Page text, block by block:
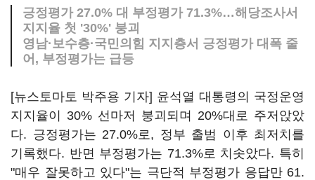
긍정평가 27.0% 대 부정평가 71.3%…해당조사서
지지율 첫 '30%' 붕괴
영남·보수층·국민의힘 지지층서 긍정평가 대폭 줄
어, 부정평가는 급등
[뉴스토마토 박주용 기자] 윤석열 대통령의 국정운영
지지율이 30% 선마저 붕괴되며 20%대로 주저앉았
다. 긍정평가는 27.0%로, 정부 출범 이후 최저치를
기록했다. 반면 부정평가는 71.3%로 치솟았다. 특히
"매우 잘못하고 있다"는 극단적 부정평가 응답만 61.